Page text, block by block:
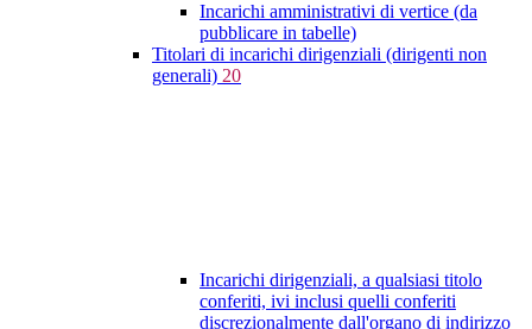
Incarichi amministrativi di vertice (da
pubblicare in tabelle)
Titolari di incarichi dirigenziali (dirigenti non
generali) 20
Incarichi dirigenziali, a qualsiasi titolo
conferiti, ivi inclusi quelli conferiti
discrezionalmente dall'organo di indirizzo